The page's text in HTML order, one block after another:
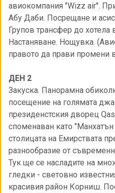
авиокомпания "Wizz air''.
Абу Даби. Посрещане и
Групов трансфер до
Настаняване. Нощувка.
правото да прави промени
ДЕН 2
Закуска. Панорамна
посещение на голямата
президенстския дворец
споменаван като
столицата на Емирствата
разнообразие от
Тук ще се насладите на
гледки - световно
красивия район Корниш.